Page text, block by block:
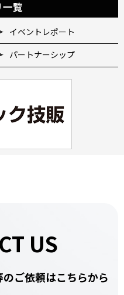
一覧
イベントレポート
パートナーシップ
US
のご依頼はこちらから